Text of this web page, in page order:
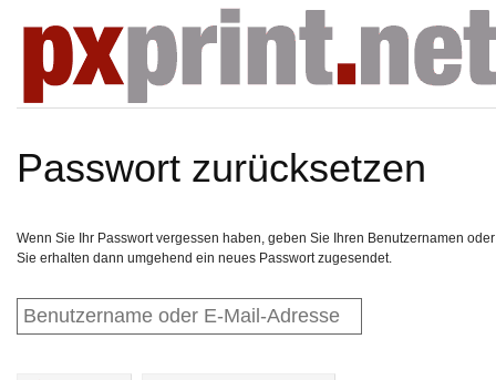
Passwort zurücksetzen
Wenn Sie Ihr Passwort vergessen haben, geben Sie Ihren Benutzernamen
Sie erhalten dann umgehend ein neues Passwort zugesendet.